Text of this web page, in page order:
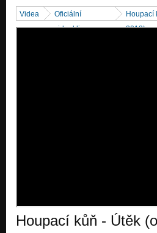
Vstávej
Letím
Videa
Oficiální
videoklipy
Houpací
2013)
Houpací kůň - Útěk